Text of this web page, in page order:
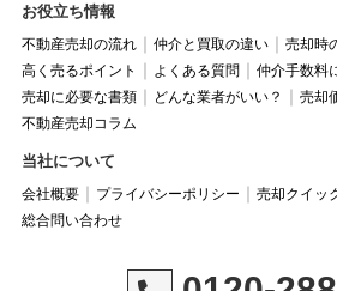
お役立ち情報
不動産売却の流れ 仲介と買取の違い
売却時
高く売るポイント
よくある質問
仲介手数料
売却に必要な書類
どんな業者がいい？
売却
不動産売却コラム
当社について
会社概要 プライバシーポリシー 売却クイッ
総合問い合わせ